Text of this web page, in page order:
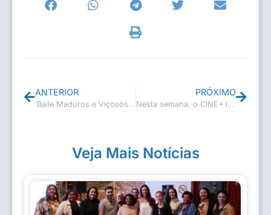
ANTERIOR
‘Baile Maduros e Viçosos’ em comemoração ao Dia dos Namorados
PRÓXIMO
Nesta semana, o CINE+ Itinerante em Casimiro de Abreu passará pela Escola Municipal Pastor Luiz Laurentino
Veja Mais Notícias